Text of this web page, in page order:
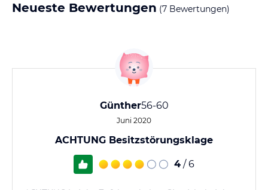
Neueste Bewertungen (7 Bewertungen)
Günther56-60
Juni 2020
ACHTUNG Besitzstörungsklage
4 / 6